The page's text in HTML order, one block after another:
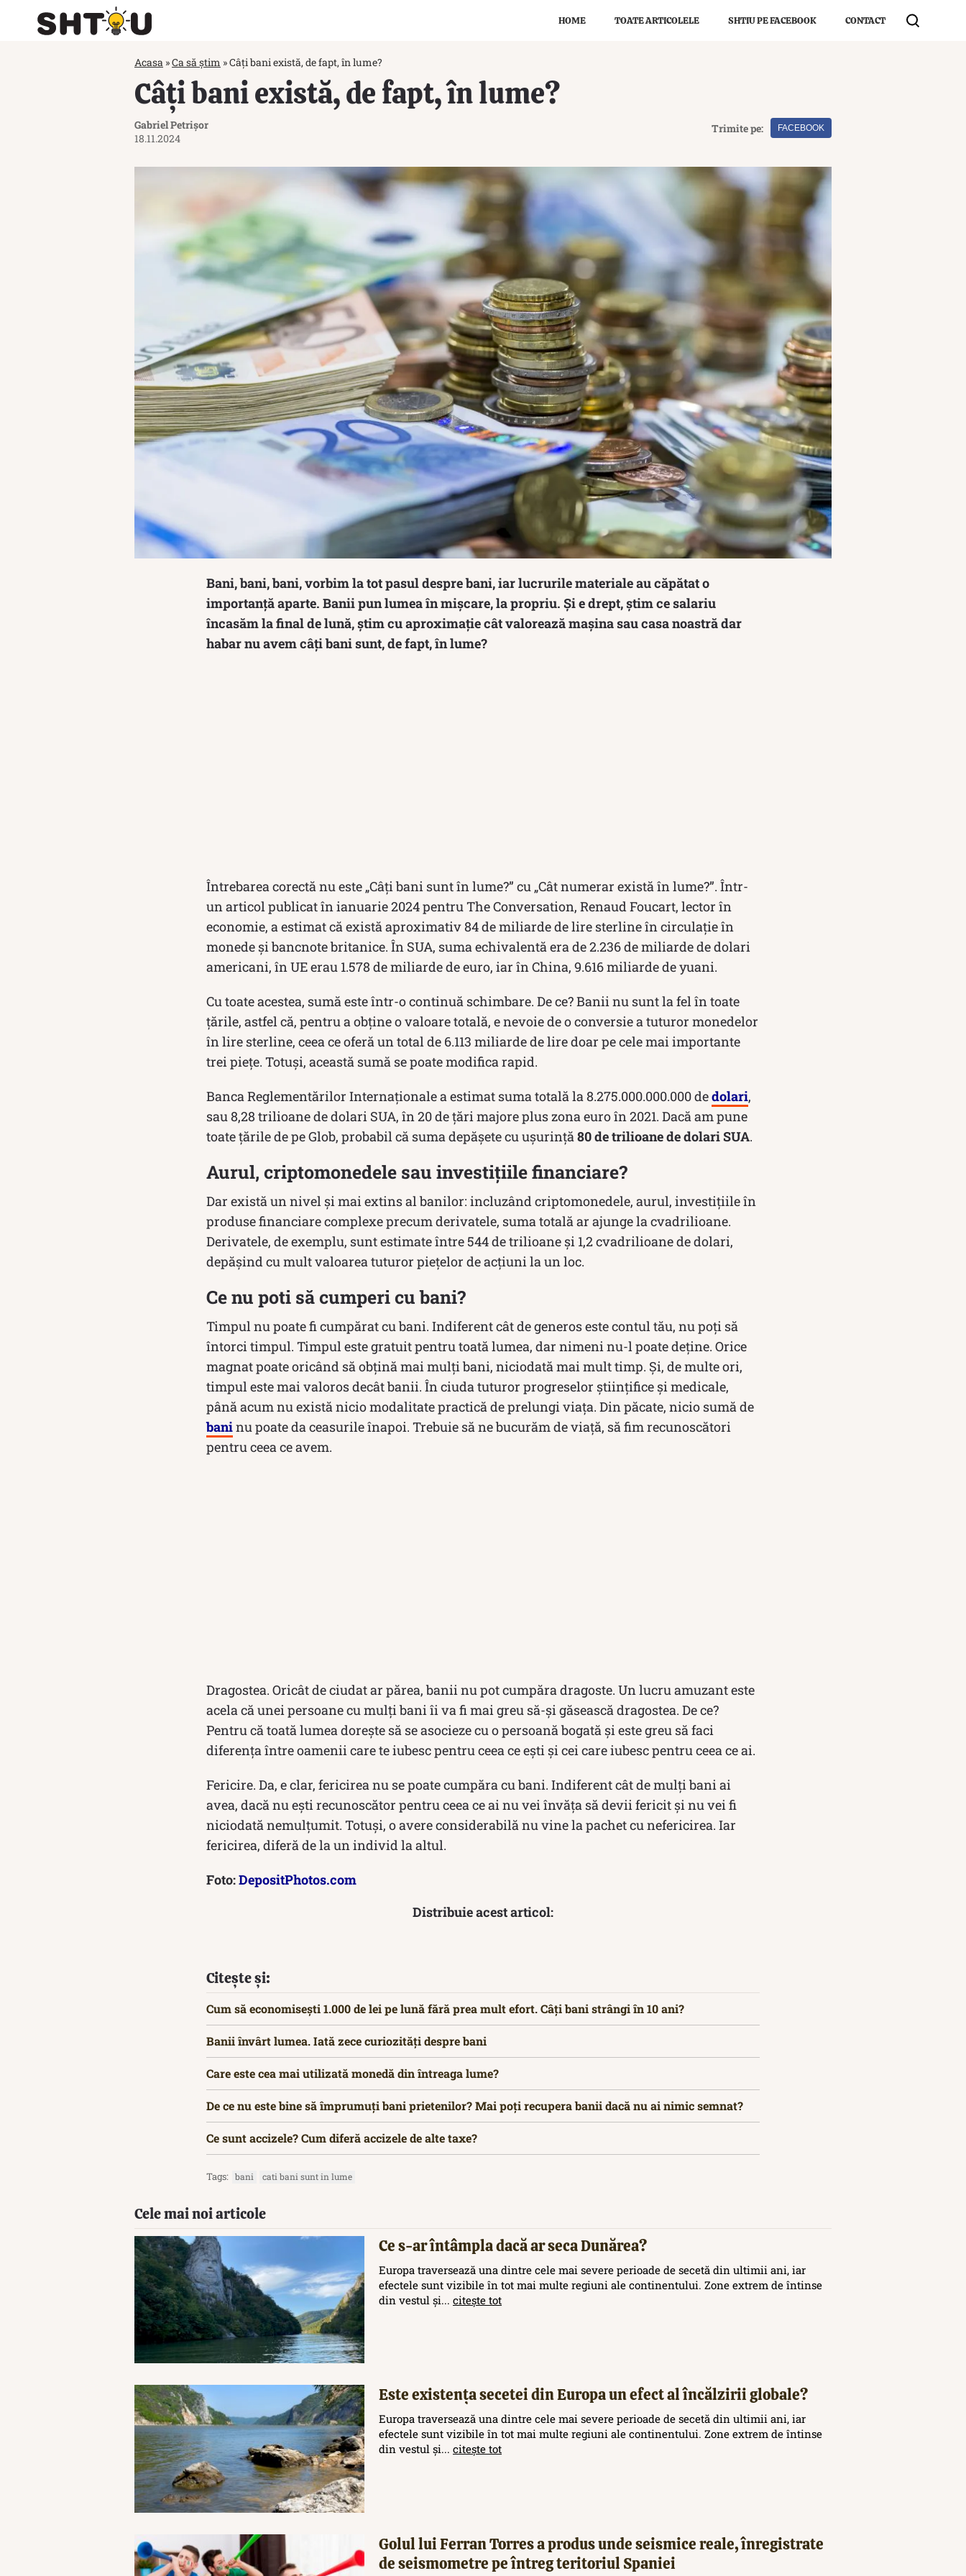
HOME TOATE ARTICOLELE SHTIU PE FACEBOOK CONTACT
Acasa »Ca să știm »Câți bani există, de fapt, în lume?
Câți bani există, de fapt, în lume?
Gabriel Petrișor
18.11.2024
Trimite pe: FACEBOOK
Bani, bani, bani, vorbim la tot pasul despre bani, iar lucrurile materiale au căpătat o
importanță aparte. Banii pun lumea în mișcare, la propriu. Și e drept, știm ce salariu
încasăm la final de lună, știm cu aproximație cât valorează mașina sau casa noastră dar
habar nu avem câți bani sunt, de fapt, în lume?
Întrebarea corectă nu este „Câți bani sunt în lume?” cu „Cât numerar există în lume?”. Într-
un articol publicat în ianuarie 2024 pentru The Conversation, Renaud Foucart, lector în
economie, a estimat că există aproximativ 84 de miliarde de lire sterline în circulație în
monede și bancnote britanice. În SUA, suma echivalentă era de 2.236 de miliarde de dolari
americani, în UE erau 1.578 de miliarde de euro, iar în China, 9.616 miliarde de yuani.
Cu toate acestea, sumă este într-o continuă schimbare. De ce? Banii nu sunt la fel în toate
țările, astfel că, pentru a obține o valoare totală, e nevoie de o conversie a tuturor monedelor
în lire sterline, ceea ce oferă un total de 6.113 miliarde de lire doar pe cele mai importante
trei piețe. Totuși, această sumă se poate modifica rapid.
Banca Reglementărilor Internaționale a estimat suma totală la 8.275.000.000.000 dedolari,
sau 8,28 trilioane de dolari SUA, în 20 de țări majore plus zona euro în 2021. Dacă am pune
toate țările de pe Glob, probabil că suma depășete cu ușurință80 de trilioane de dolari SUA.
Aurul, criptomonedele sau investițiile financiare?
Dar există un nivel și mai extins al banilor: incluzând criptomonedele, aurul, investițiile în
produse financiare complexe precum derivatele, suma totală ar ajunge la cvadrilioane.
Derivatele, de exemplu, sunt estimate între 544 de trilioane și 1,2 cvadrilioane de dolari,
depășind cu mult valoarea tuturor piețelor de acțiuni la un loc.
Ce nu poti să cumperi cu bani?
Timpul nu poate fi cumpărat cu bani. Indiferent cât de generos este contul tău, nu poți să
întorci timpul. Timpul este gratuit pentru toată lumea, dar nimeni nu-l poate deține. Orice
magnat poate oricând să obțină mai mulți bani, niciodată mai mult timp. Și, de multe ori,
timpul este mai valoros decât banii. În ciuda tuturor progreselor științifice și medicale,
până acum nu există nicio modalitate practică de prelungi viața. Din păcate, nicio sumă de
baninu poate da ceasurile înapoi. Trebuie să ne bucurăm de viață, să fim recunoscători
pentru ceea ce avem.
Dragostea. Oricât de ciudat ar părea, banii nu pot cumpăra dragoste. Un lucru amuzant este
acela că unei persoane cu mulți bani îi va fi mai greu să-și găsească dragostea. De ce?
Pentru că toată lumea dorește să se asocieze cu o persoană bogată și este greu să faci
diferența între oamenii care te iubesc pentru ceea ce ești și cei care iubesc pentru ceea ce ai.
Fericire. Da, e clar, fericirea nu se poate cumpăra cu bani. Indiferent cât de mulți bani ai
avea, dacă nu ești recunoscător pentru ceea ce ai nu vei învăța să devii fericit și nu vei fi
niciodată nemulțumit. Totuși, o avere considerabilă nu vine la pachet cu nefericirea. Iar
fericirea, diferă de la un individ la altul.
Foto:DepositPhotos.com
Distribuie acest articol:
Citește și:
Cum să economisești 1.000 de lei pe lună fără prea mult efort. Câți bani strângi în 10 ani?
Banii învârt lumea. Iată zece curiozități despre bani
Care este cea mai utilizată monedă din întreaga lume?
De ce nu este bine să împrumuți bani prietenilor? Mai poți recupera banii dacă nu ai nimic semnat?
Ce sunt accizele? Cum diferă accizele de alte taxe?
Tags: bani cati bani sunt in lume
Cele mai noi articole
Ce s-ar întâmpla dacă ar seca Dunărea?
Europa traversează una dintre cele mai severe perioade de secetă din ultimii ani, iar
efectele sunt vizibile în tot mai multe regiuni ale continentului. Zone extrem de întinse
din vestul și... citește tot
Este existența secetei din Europa un efect al încălzirii globale?
Europa traversează una dintre cele mai severe perioade de secetă din ultimii ani, iar
efectele sunt vizibile în tot mai multe regiuni ale continentului. Zone extrem de întinse
din vestul și... citește tot
Golul lui Ferran Torres a produs unde seismice reale, înregistrate
de seismometre pe întreg teritoriul Spaniei